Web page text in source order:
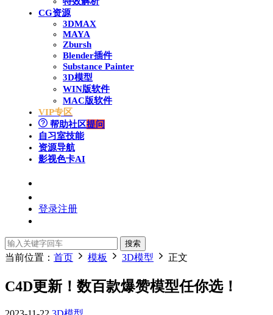
CG资源
3DMAX
MAYA
Zbursh
Blender插件
Substance Painter
3D模型
WIN版软件
MAC版软件
VIP专区
帮助社区提问
自习室技能
资源导航
影视色卡AI
登录注册
搜索
当前位置： 首页 模板 3D模型 正文
C4D更新！数百款爆赞模型任你选！